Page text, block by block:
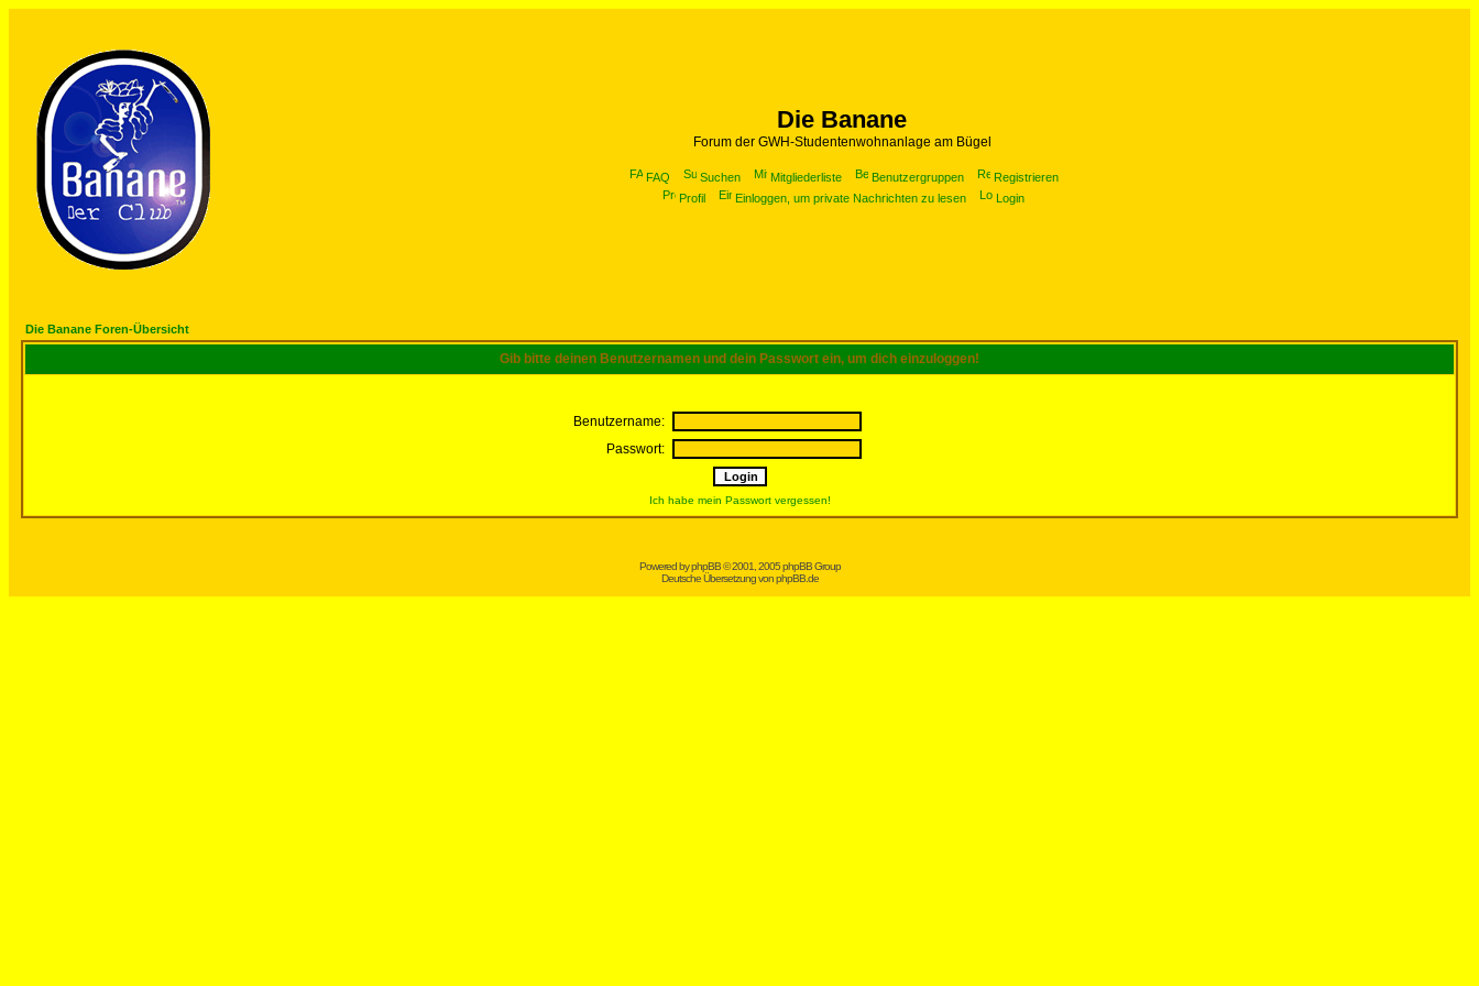
Die Banane
Forum der GWH-Studentenwohnanlage am Bügel
FAQ Suchen Mitgliederliste Benutzergruppen
Registrieren
Profil
Einloggen, um private Nachrichten zu lesen Login
Die Banane Foren-Übersicht
Gib bitte deinen Benutzernamen und dein Passwort ein, um dich einzuloggen!
Benutzername:
Passwort:
Ich habe mein Passwort vergessen!
Powered byphpBB© 2001, 2005 phpBB Group
Deutsche Übersetzung vonphpBB.de